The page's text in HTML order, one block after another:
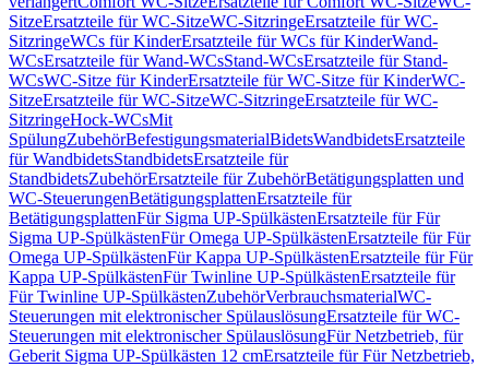
SitzeErsatzteile für WC-SitzeWC-SitzringeErsatzteile für WC-
SitzringeWCs für KinderErsatzteile für WCs für KinderWand-
WCsErsatzteile für Wand-WCsStand-WCsErsatzteile für Stand-
WCsWC-Sitze für KinderErsatzteile für WC-Sitze für KinderWC-
SitzeErsatzteile für WC-SitzeWC-SitzringeErsatzteile für WC-
SitzringeHock-WCsMit
SpülungZubehörBefestigungsmaterialBidetsWandbidetsErsatzteile
für WandbidetsStandbidetsErsatzteile für
StandbidetsZubehörErsatzteile für ZubehörBetätigungsplatten und
WC-SteuerungenBetätigungsplattenErsatzteile für
BetätigungsplattenFür Sigma UP-SpülkästenErsatzteile für Für
Sigma UP-SpülkästenFür Omega UP-SpülkästenErsatzteile für Für
Omega UP-SpülkästenFür Kappa UP-SpülkästenErsatzteile für Für
Kappa UP-SpülkästenFür Twinline UP-SpülkästenErsatzteile für
Für Twinline UP-SpülkästenZubehörVerbrauchsmaterialWC-
Steuerungen mit elektronischer SpülauslösungErsatzteile für WC-
Steuerungen mit elektronischer SpülauslösungFür Netzbetrieb, für
Geberit Sigma UP-Spülkästen 12 cmErsatzteile für Für Netzbetrieb,